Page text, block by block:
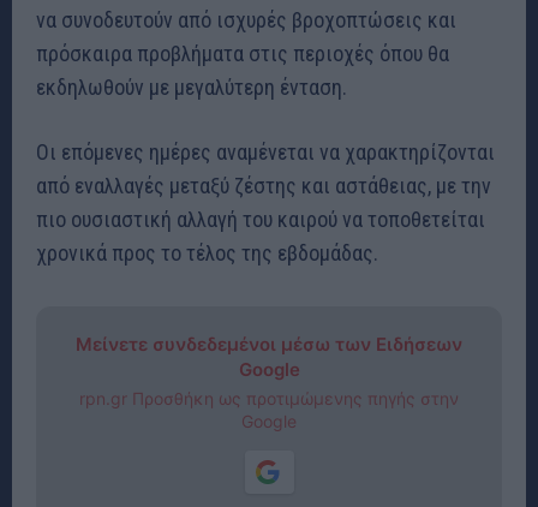
να συνοδευτούν από ισχυρές βροχοπτώσεις και
πρόσκαιρα προβλήματα στις περιοχές όπου θα
εκδηλωθούν με μεγαλύτερη ένταση.
Οι επόμενες ημέρες αναμένεται να χαρακτηρίζονται
από εναλλαγές μεταξύ ζέστης και αστάθειας, με την
πιο ουσιαστική αλλαγή του καιρού να τοποθετείται
χρονικά προς το τέλος της εβδομάδας.
Μείνετε συνδεδεμένοι μέσω των Ειδήσεων
Google
rpn.gr Προσθήκη ως προτιμώμενης πηγής στην
Google